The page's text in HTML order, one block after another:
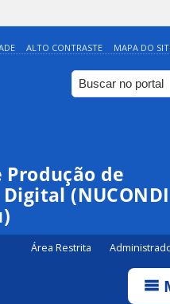
Simplifique!
Comunica
Participe
ALTO CONTRASTE MAPA DO
Produção de
(NUCONDI
Área Restrita